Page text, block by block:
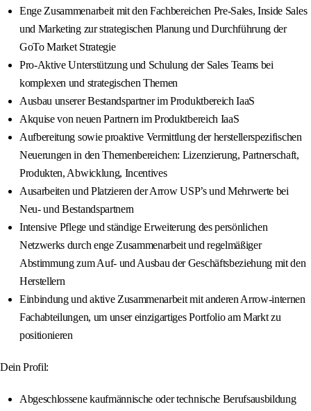
Enge Zusammenarbeit mit den Fachbereichen Pre-Sales, Inside Sales
und Marketing zur strategischen Planung und Durchführung der
GoTo Market Strategie
Pro-Aktive Unterstützung und Schulung der Sales Teams bei
komplexen und strategischen Themen
Ausbau unserer Bestandspartner im Produktbereich IaaS
Akquise von neuen Partnern im Produktbereich IaaS
Aufbereitung sowie proaktive Vermittlung der herstellerspezifischen
Neuerungen in den Themenbereichen: Lizenzierung, Partnerschaft,
Produkten, Abwicklung, Incentives
Ausarbeiten und Platzieren der Arrow USP’s und Mehrwerte bei
Neu- und Bestandspartnern
Intensive Pflege und ständige Erweiterung des persönlichen
Netzwerks durch enge Zusammenarbeit und regelmäßiger
Abstimmung zum Auf- und Ausbau der Geschäftsbeziehung mit den
Herstellern
Einbindung und aktive Zusammenarbeit mit anderen Arrow-internen
Fachabteilungen, um unser einzigartiges Portfolio am Markt zu
positionieren
Dein Profil:
Abgeschlossene kaufmännische oder technische Berufsausbildung